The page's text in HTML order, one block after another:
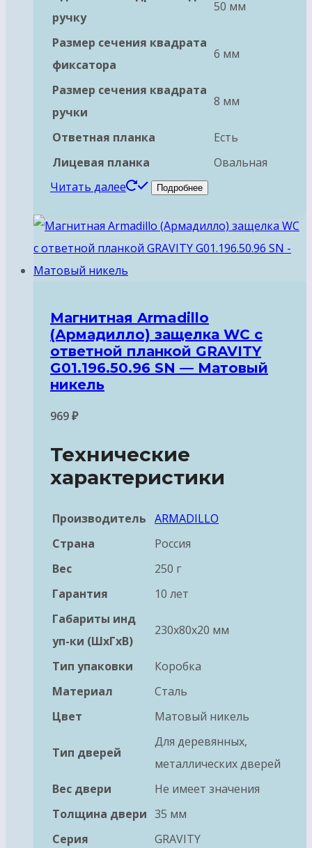
ручку
50 мм
Размер сечения квадрата
фиксатора
6 мм
Размер сечения квадрата
ручки
8 мм
Ответная планка
Есть
Лицевая планка
Овальная
Читать далее
Подробнее
Магнитная Armadillo
(Армадилло) защелка WC с
ответной планкой GRAVITY
G01.196.50.96 SN — Матовый
никель
969₽
Технические
характеристики
Производитель ARMADILLO
Страна
Россия
Вес
250 г
Гарантия
10 лет
Габариты инд
уп-ки (ШхГхВ)
230x80x20 мм
Тип упаковки
Коробка
Материал
Сталь
Цвет
Матовый никель
Тип дверей
Для деревянных,
металлических дверей
Вес двери
Не имеет значения
Толщина двери 35 мм
Серия
GRAVITY